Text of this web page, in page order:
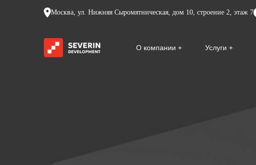
Москва, ул. Нижняя Сыромятническая, дом 10, строение 2, этаж 7
О компании Услуги